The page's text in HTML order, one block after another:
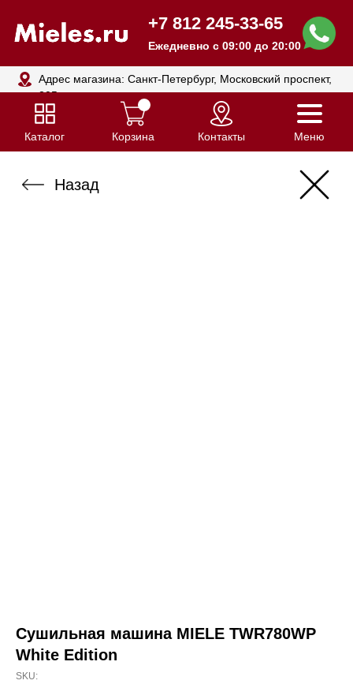
+7 812 245-33-65
Ежедневно с 09:00 до 20:00
205
Контакты
Сушильная машина MIELE TWR780WP
White Edition
SKU: